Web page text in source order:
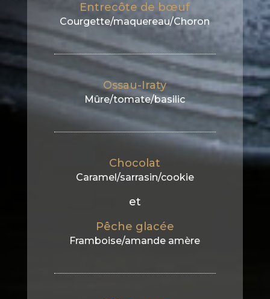
Entrecôte de bœuf
Courgette/maquereau/Choron
Ossau-Iraty
Mûre/tomate/basilic
Chocolat
Caramel/sarrasin/cookie
et
Pêche glacée
Framboise/amande amère